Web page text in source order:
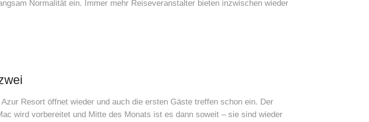
Normalität ein. Immer mehr Reiseveranstalter bieten inzwischen wieder
Resort öffnet wieder und auch die ersten Gäste treffen schon ein. Der
wird vorbereitet und Mitte des Monats ist es dann soweit – sie sind wieder